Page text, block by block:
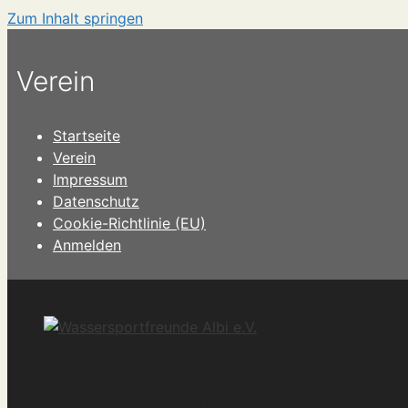
Zum Inhalt springen
Verein
Startseite
Verein
Impressum
Datenschutz
Cookie-Richtlinie (EU)
Anmelden